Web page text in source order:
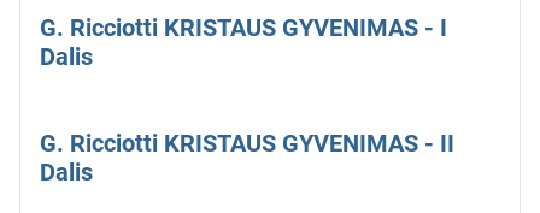
G. Ricciotti KRISTAUS GYVENIMAS - I
Dalis
G. Ricciotti KRISTAUS GYVENIMAS - II
Dalis